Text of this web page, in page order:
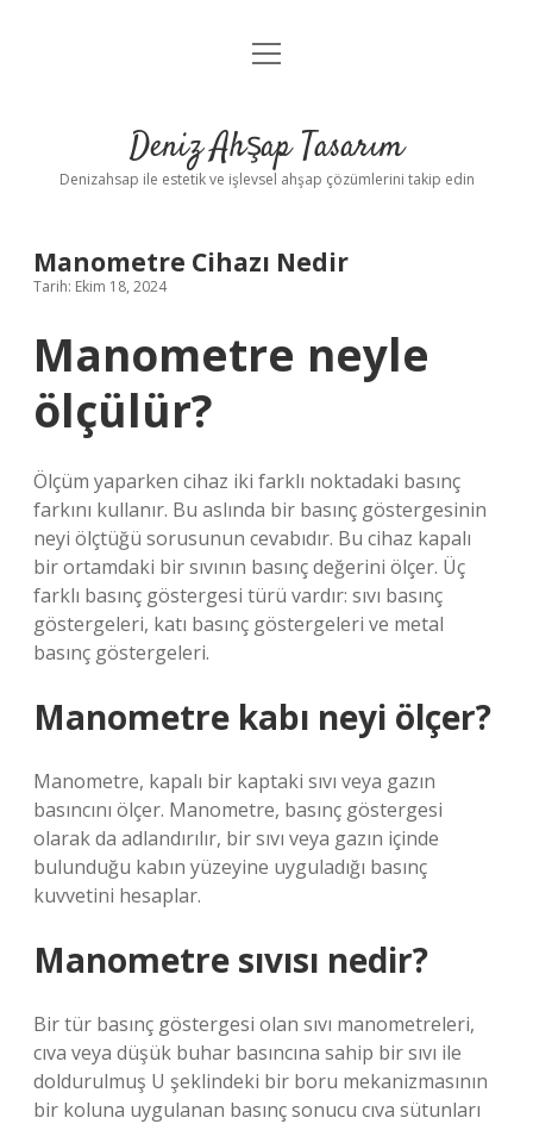
Anasayfa
Yasal Uyarı
menüyü
Deniz Ahşap Tasarım
Denizahsap ile estetik ve işlevsel ahşap çözümlerini takip edin
Manometre Cihazı Nedir
Tarih: Ekim 18, 2024
Manometre neyle
ölçülür?
Ölçüm yaparken cihaz iki farklı noktadaki basınç
farkını kullanır. Bu aslında bir basınç göstergesinin
neyi ölçtüğü sorusunun cevabıdır. Bu cihaz kapalı
bir ortamdaki bir sıvının basınç değerini ölçer. Üç
farklı basınç göstergesi türü vardır: sıvı basınç
göstergeleri, katı basınç göstergeleri ve metal
basınç göstergeleri.
Manometre kabı neyi ölçer?
Manometre, kapalı bir kaptaki sıvı veya gazın
basıncını ölçer. Manometre, basınç göstergesi
olarak da adlandırılır, bir sıvı veya gazın içinde
bulunduğu kabın yüzeyine uyguladığı basınç
kuvvetini hesaplar.
Manometre sıvısı nedir?
Bir tür basınç göstergesi olan sıvı manometreleri,
cıva veya düşük buhar basıncına sahip bir sıvı ile
doldurulmuş U şeklindeki bir boru mekanizmasının
bir koluna uygulanan basınç sonucu cıva sütunları